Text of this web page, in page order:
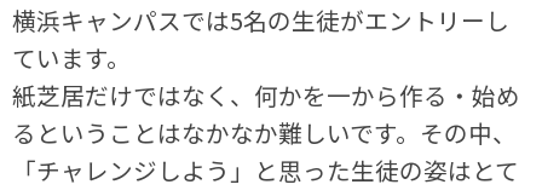
横浜キャンパスでは5名の生徒がエントリーし
ています。
紙芝居だけではなく、何かを一から作る・始め
るということはなかなか難しいです。その中、
「チャレンジしよう」と思った生徒の姿はとて